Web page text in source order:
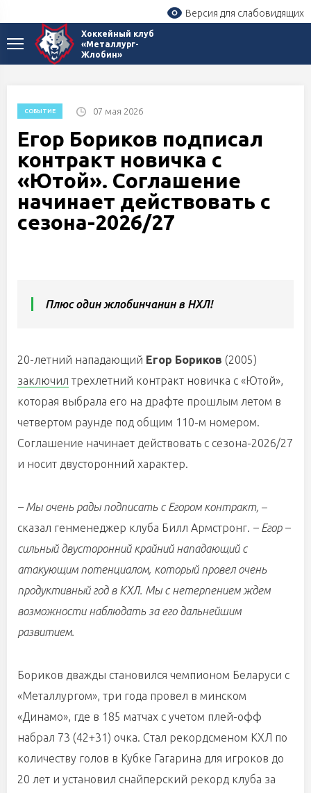
Версия для слабовидящих
Хоккейный клуб
«Металлург-
Жлобин»
СОБЫТИЕ 07 мая 2026
Егор Бориков подписал
контракт новичка с
«Ютой». Соглашение
начинает действовать с
сезона-2026/27
Плюс один жлобинчанин в НХЛ!
20-летний нападающий Егор Бориков (2005)
заключил трехлетний контракт новичка с «Ютой»,
которая выбрала его на драфте прошлым летом в
четвертом раунде под общим 110-м номером.
Соглашение начинает действовать с сезона-2026/27
и носит двусторонний характер.
– Мы очень рады подписать с Егором контракт, –
сказал генменеджер клуба Билл Армстронг. – Егор –
сильный двусторонний крайний нападающий с
атакующим потенциалом, который провел очень
продуктивный год в КХЛ. Мы с нетерпением ждем
возможности наблюдать за его дальнейшим
развитием.
Бориков дважды становился чемпионом Беларуси с
«Металлургом», три года провел в минском
«Динамо», где в 185 матчах с учетом плей-офф
набрал 73 (42+31) очка. Стал рекордсменом КХЛ по
количеству голов в Кубке Гагарина для игроков до
20 лет и установил снайперский рекорд клуба за